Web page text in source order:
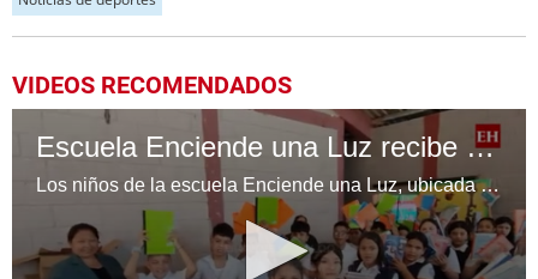
VIDEOS RECOMENDADOS
Escuela Enciende una Luz recibe cuadernos Quick, gracias a la Maratón del Saber
Los niños de la escuela Enciende una Luz, ubicada en la colonia Altos de Santa Rosa, al sur de Tegucigalpa, recibieron cuadernos Quick como parte de la Campaña Maratón del Saber.